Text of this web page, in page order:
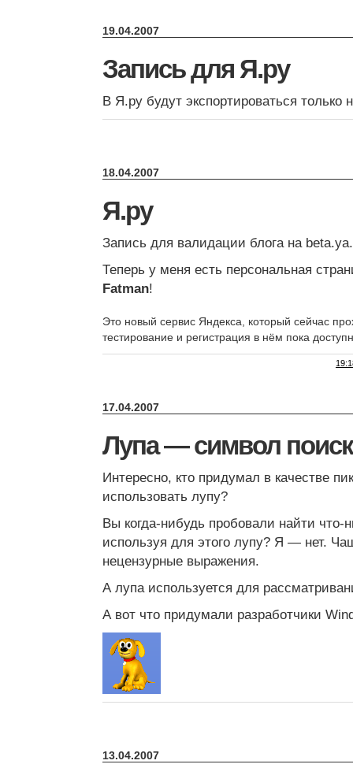
19.04.2007
Запись для Я.ру
В Я.ру будут экспортироваться только
18.04.2007
Я.ру
Запись для валидации блога на
Теперь у меня есть персональная
Fatman!
Это новый сервис Яндекса, который сейчас
тестирование и регистрация в нём пока
17.04.2007
Лупа — символ
Интересно, кто придумал в качестве
использовать лупу?
Вы когда-нибудь пробовали найти
используя для этого лупу? Я — нет.
нецензурные выражения.
А лупа используется для
А вот что придумали разработчики
13.04.2007